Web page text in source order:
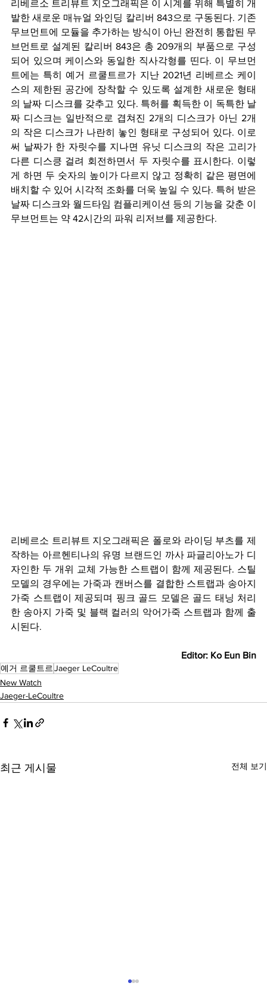
리베르소 트리뷰트 지오그래픽은 이 시계를 위해 특별히 개
발한 새로운 매뉴얼 와인딩 칼리버 843으로 구동된다. 기존
무브먼트에 모듈을 추가하는 방식이 아닌 완전히 통합된 무
브먼트로 설계된 칼리버 843은 총 209개의 부품으로 구성
되어 있으며 케이스와 동일한 직사각형를 띤다. 이 무브먼
트에는 특히 예거 르쿨트르가 지난 2021년 리베르소 케이
스의 제한된 공간에 장착할 수 있도록 설계한 새로운 형태
의 날짜 디스크를 갖추고 있다. 특허를 획득한 이 독특한 날
짜 디스크는 일반적으로 겹쳐진 2개의 디스크가 아닌 2개
의 작은 디스크가 나란히 놓인 형태로 구성되어 있다. 이로
써 날짜가 한 자릿수를 지나면 유닛 디스크의 작은 고리가
다른 디스킁 걸려 회전하면서 두 자릿수를 표시한다. 이렇
게 하면 두 숫자의 높이가 다르지 않고 정확히 같은 평면에
배치할 수 있어 시각적 조화를 더욱 높일 수 있다. 특허 받은
날짜 디스크와 월드타임 컴플리케이션 등의 기능을 갖춘 이
무브먼트는 약 42시간의 파워 리저브를 제공한다.
리베르소 트리뷰트 지오그래픽은 폴로와 라이딩 부츠를 제
작하는 아르헨티나의 유명 브랜드인 까사 파글리아노가 디
자인한 두 개위 교체 가능한 스트랩이 함께 제공된다. 스틸
모델의 경우에는 가죽과 캔버스를 결합한 스트랩과 송아지
가죽 스트랩이 제공되며 핑크 골드 모델은 골드 태닝 처리
한 송아지 가죽 및 블랙 컬러의 악어가죽 스트랩과 함께 출
시된다.
Editor: Ko Eun Bin
예거 르쿨트르Jaeger LeCoultre
New Watch
Jaeger-LeCoultre
최근 게시물 전체 보기